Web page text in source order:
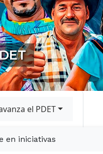
el PDET
en iniciativas